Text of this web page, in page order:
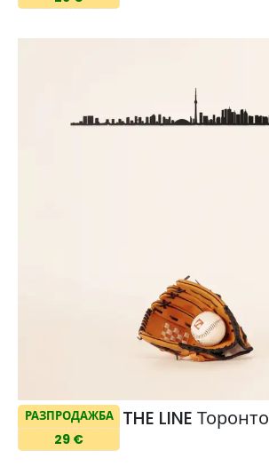
РАЗПРОДАЖБА
29 €
THE LINE Торонто